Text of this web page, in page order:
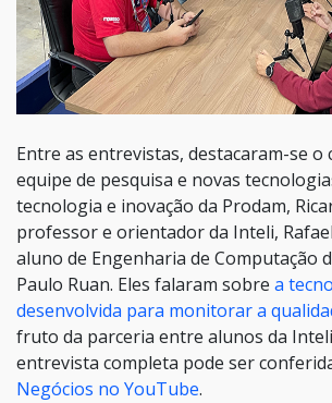
Entre as entrevistas, destacaram-se o
equipe de pesquisa e novas
tecnologia e inovação da Prodam,
professor e orientador da Inteli,
aluno de Engenharia de Computação
Paulo Ruan. Eles falaram sobre a
desenvolvida para monitorar a
fruto da parceria entre alunos da
entrevista completa pode ser
Negócios no YouTube.